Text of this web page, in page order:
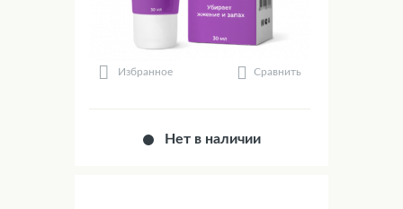
Избранное Сравнить
Нет в наличии